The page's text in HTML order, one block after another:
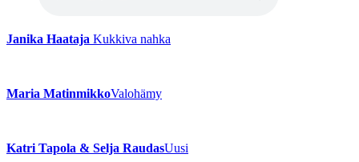
Janika Haataja Kukkiva nahka
Maria MatinmikkoValohämy
Katri Tapola & Selja RaudasUusi